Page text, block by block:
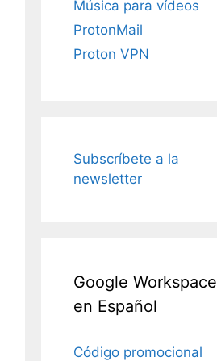
Música para vídeos
ProtonMail
Proton VPN
Subscríbete a la
newsletter
Google Workspace
en Español
Código promocional